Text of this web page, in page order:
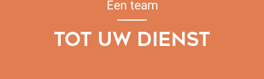
Een team
TOT UW DIENST